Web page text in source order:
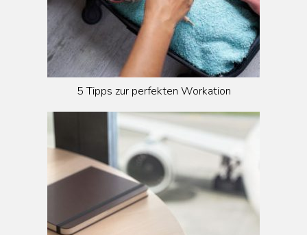
5 Tipps zur perfekten Workation